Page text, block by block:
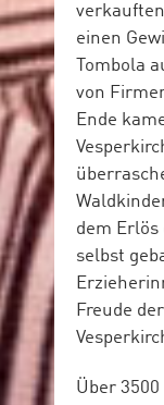
einen
Tombola
von
Ende
dem
selbst
Freude
Über